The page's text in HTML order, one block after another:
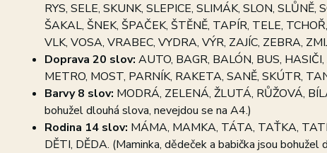
RYS, SELE, SKUNK, SLEPICE, SLIMÁK, SLON,
ŠAKAL, ŠNEK, ŠPAČEK, ŠTĚNĚ, TAPÍR, TELE,
VLK, VOSA, VRABEC, VYDRA, VÝR, ZAJÍC, ZEBRA,
Doprava 20 slov: AUTO, BAGR, BALÓN, BUS,
METRO, MOST, PARNÍK, RAKETA, SANĚ, SKÚTR,
Barvy 8 slov: MODRÁ, ZELENÁ, ŽLUTÁ, RŮŽOVÁ,
bohužel dlouhá slova, nevejdou se na A4.)
Rodina 14 slov: MÁMA, MAMKA, TÁTA, TAŤKA,
DĚTI, DĚDA. (Maminka, dědeček a babička jsou bohužel